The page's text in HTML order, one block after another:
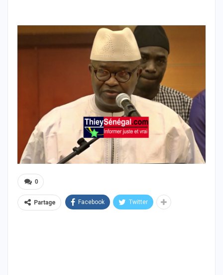
0
Partage Facebook Twitter